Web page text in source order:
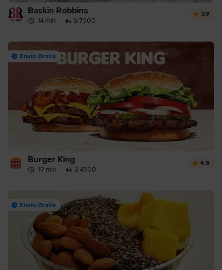
Baskin Robbins
14 min · $ 7000
3.9
Envío Gratis
Burger King
19 min · $ 4500
4.5
Envío Gratis